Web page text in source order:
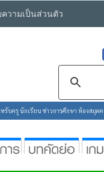
วามเป็นส่วนตัว
บครู นักเรียน ข่าวการศึกษา ห้องสมุ